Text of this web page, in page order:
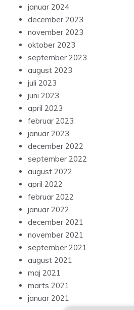
januar 2024
december 2023
november 2023
oktober 2023
september 2023
august 2023
juli 2023
juni 2023
april 2023
februar 2023
januar 2023
december 2022
september 2022
august 2022
april 2022
februar 2022
januar 2022
december 2021
november 2021
september 2021
august 2021
maj 2021
marts 2021
januar 2021